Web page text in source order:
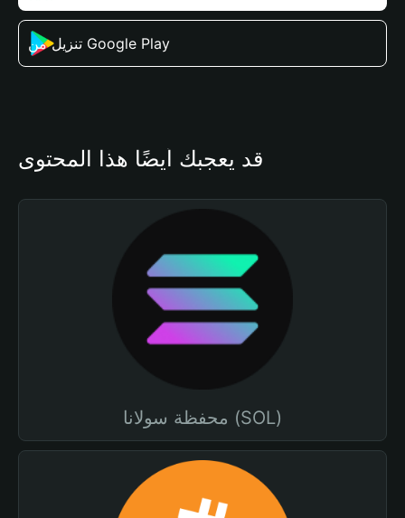
تنزيل من Google Play
قد يعجبك أيضًا هذا المحتوى
محفظة سولانا (SOL)